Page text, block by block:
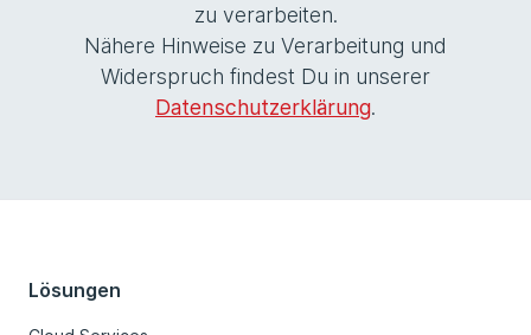
zu verarbeiten.
Nähere Hinweise zu Verarbeitung und
Widerspruch findest Du in unserer
Datenschutzerklärung.
Lösungen